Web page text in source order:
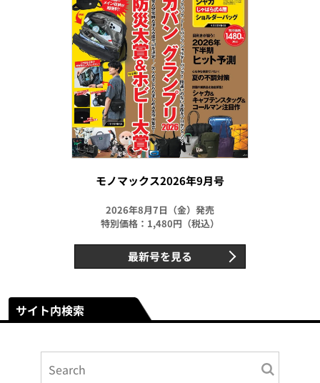
モノマックス2026年9月号
2026年8月7日（金）発売
特別価格：1,480円（税込）
最新号を見る
サイト内検索